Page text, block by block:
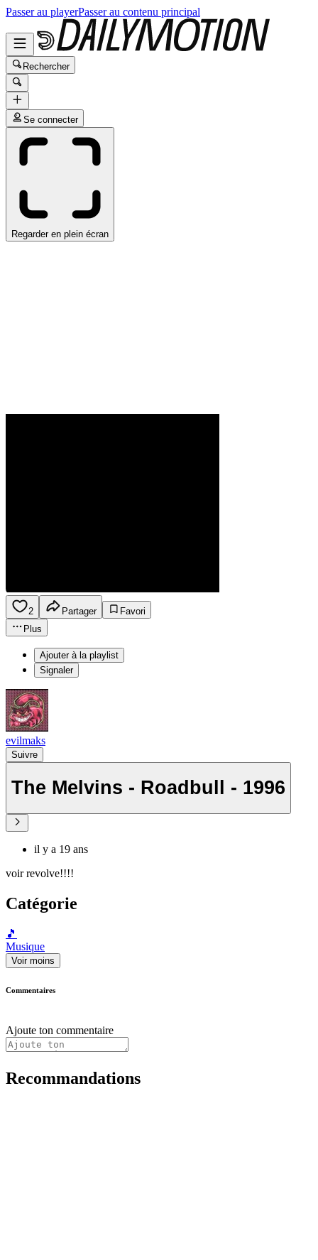
Passer au playerPasser au contenu principal
Rechercher
Se connecter
Regarder en plein écran
2 Partager
Favori
Plus
Ajouter à la playlist
Signaler
evilmaks
Suivre
The Melvins - Roadbull - 1996
il y a 19 ans
voir revolve!!!!
Catégorie
🎵
Musique
Voir moins
Commentaires
Ajoute ton commentaire
Recommandations